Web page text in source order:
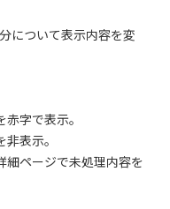
について表示内容を変
字で表示。
表示。
ページで未処理内容を